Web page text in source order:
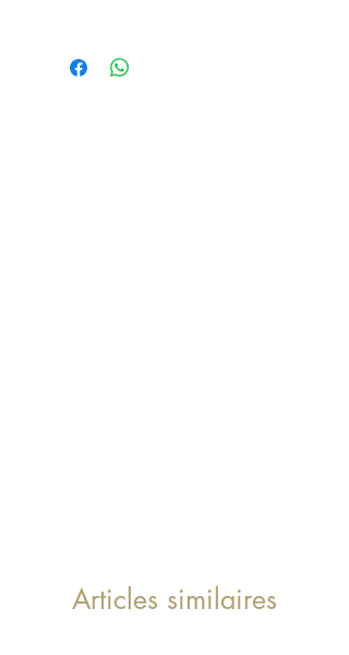
Matière : 100% laine
Articles similaires